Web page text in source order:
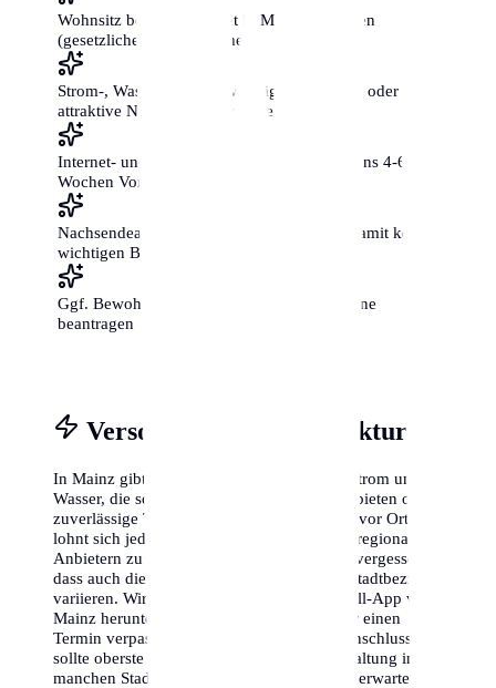
Wohnsitz beim Bürgeramt in Mainz anmelden
(gesetzliche Frist: 2 Wochen)
Strom-, Wasser- und Gasverträge ummelden oder
attraktive Neukunden-Tarife vergleichen
Internet- und Telefonanschluss mit mindestens 4-6
Wochen Vorlauf beantragen
Nachsendeauftrag bei der Post einrichten, damit keine
wichtigen Briefe verloren gehen
Ggf. Bewohnerparkausweis für die neue Zone
beantragen
Versorgung & Infrastruktur
In Mainz gibt es oft regionale Anbieter für Strom und
Wasser, die sogenannten Stadtwerke. Diese bieten oft
zuverlässige Tarife und einen guten Service vor Ort. Es
lohnt sich jedoch immer, die Preise mit überregionalen
Anbietern zu vergleichen. Viele Neubürger vergessen,
dass auch die Müllabfuhr-Termine je nach Stadtbezirk
variieren. Wir empfehlen, die offizielle Abfall-App von
Mainz herunterzuladen, damit du nie wieder einen
Termin verpasst. Auch das Thema Internetanschluss
sollte oberste Priorität haben, da die Freischaltung in
manchen Stadtteilen länger dauern kann als erwartet.